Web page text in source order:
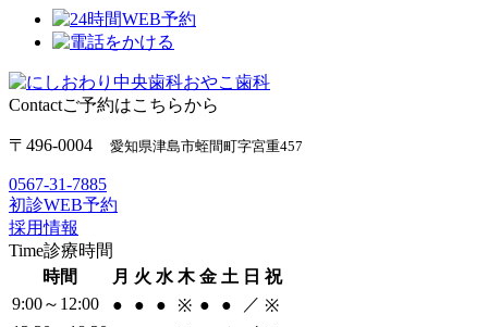
Contactご予約はこちらから
〒496-0004 愛知県津島市蛭間町字宮重457
0567-31-7885
初診WEB予約
採用情報
Time診療時間
時間
月 火 水 木 金 土 日 祝
9:00～12:00
● ● ● ※ ● ● ／ ※